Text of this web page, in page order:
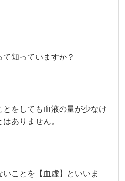
知っていますか？
とをしても血液の量が少なけ
ありません。
ことを【血虚】といいま